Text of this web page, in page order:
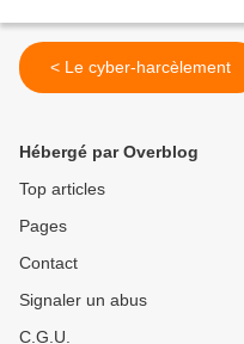
< Le cyber-harcèlement
Hébergé par Overblog
Top articles
Pages
Contact
Signaler un abus
C.G.U.